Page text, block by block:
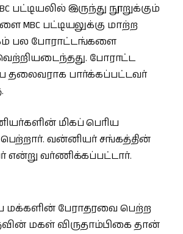
பட்டியலில் இருந்து நூறுக்கும்
MBC பட்டியலுக்கு மாற்ற
பல போராட்டங்களை
போராட்ட
தலைவராக பார்க்கப்பட்டவர்
மிகப் பெரிய
வன்னியர் சங்கத்தின்
என்று வர்ணிக்கப்பட்டார்.
மக்களின் பேராதரவை பெற்ற
மகள் விருதாம்பிகை தான்